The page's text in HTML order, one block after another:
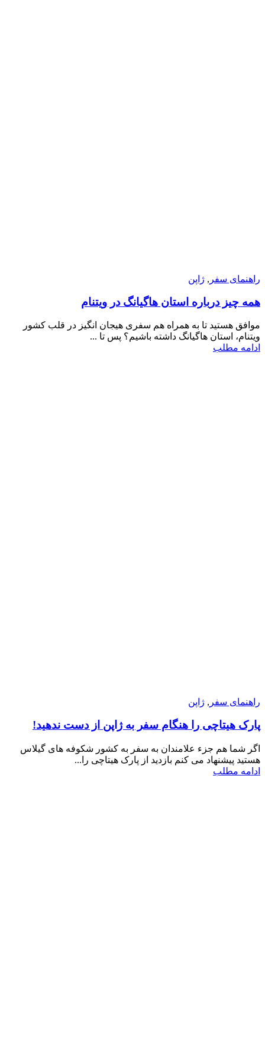
راهنمای سفر , ژاپن
همه چیز درباره استان هاگیانگ در ویتنام
موافق هستید تا به همراه هم سفری هیجان انگیز در قلب کشور
ویتنام، استان هاگیانگ داشته باشیم؟ پس تا ...
ادامه مطلب
راهنمای سفر , ژاپن
پارک هیتاچی را هنگام سفر به ژاپن از دست ندهید!
اگر شما هم جزء علامندان به سفر به کشور شکوفه های گیلاس
هستید پیشنهاد می کنم بازدید از پارک هیتاچی را...
ادامه مطلب